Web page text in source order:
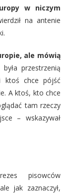
w niczym
na antenie
ale mówią
przestrzenią
ktoś chce pójść
A ktoś, kto chce
tam rzeczy
– wskazywał
pisowców
jak zaznaczył,